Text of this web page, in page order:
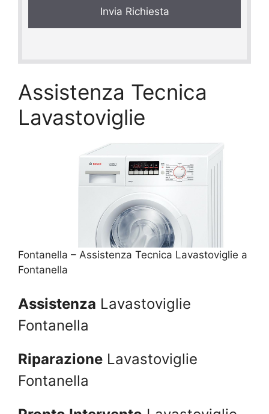
Assistenza Tecnica
Lavastoviglie
Fontanella – Assistenza Tecnica Lavastoviglie a
Fontanella
Assistenza Lavastoviglie
Fontanella
Riparazione Lavastoviglie
Fontanella